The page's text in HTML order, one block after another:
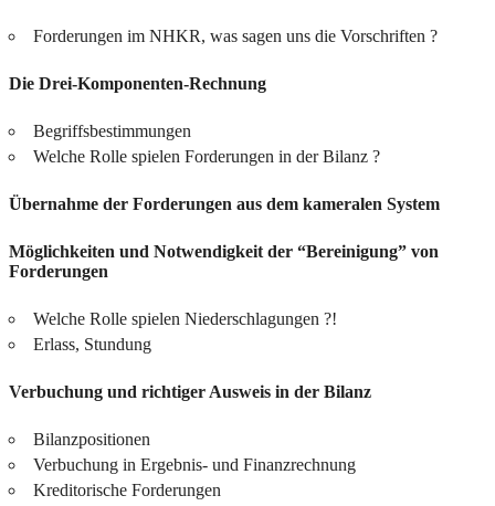
Forderungen im NHKR, was sagen uns die Vorschriften ?
Die Drei-Komponenten-Rechnung
Begriffsbestimmungen
Welche Rolle spielen Forderungen in der Bilanz ?
Übernahme der Forderungen aus dem kameralen System
Möglichkeiten und Notwendigkeit der “Bereinigung” von
Forderungen
Welche Rolle spielen Niederschlagungen ?!
Erlass, Stundung
Verbuchung und richtiger Ausweis in der Bilanz
Bilanzpositionen
Verbuchung in Ergebnis- und Finanzrechnung
Kreditorische Forderungen